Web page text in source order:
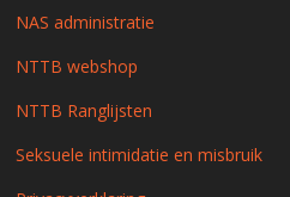
NAS administratie
NTTB webshop
NTTB Ranglijsten
Seksuele intimidatie en misbruik